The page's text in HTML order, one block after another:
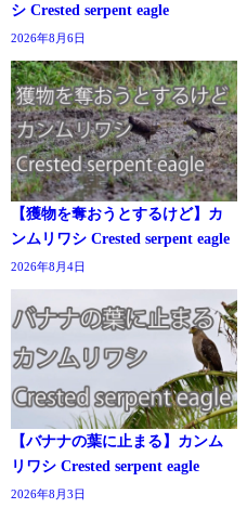
シ Crested serpent eagle
2026年8月6日
【獲物を奪おうとするけど】カ
ンムリワシ Crested serpent eagle
2026年8月4日
【バナナの葉に止まる】カンム
リワシ Crested serpent eagle
2026年8月3日